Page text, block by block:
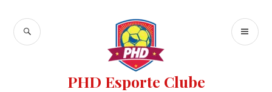
PHD Esporte Clube